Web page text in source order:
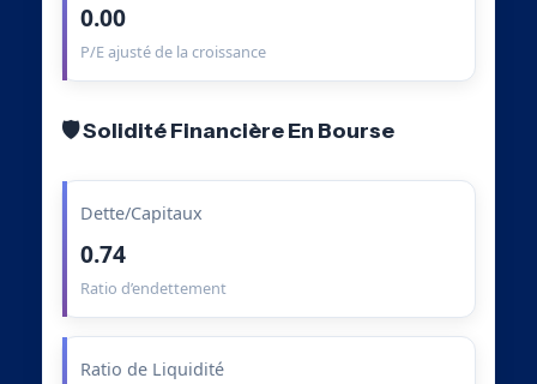
0.00
P/E ajusté de la croissance
🛡️ Solidité Financière En Bourse
Dette/Capitaux
0.74
Ratio d’endettement
Ratio de Liquidité